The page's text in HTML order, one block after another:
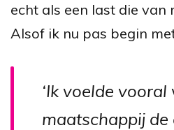
echt als een last die van
Alsof ik nu pas begin
‘Ik voelde
maatschappij